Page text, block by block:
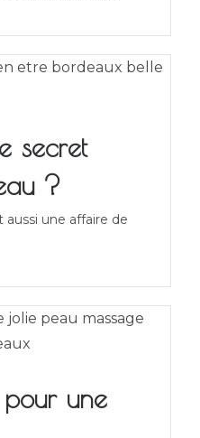
secret
?
aussi une affaire de
pour une